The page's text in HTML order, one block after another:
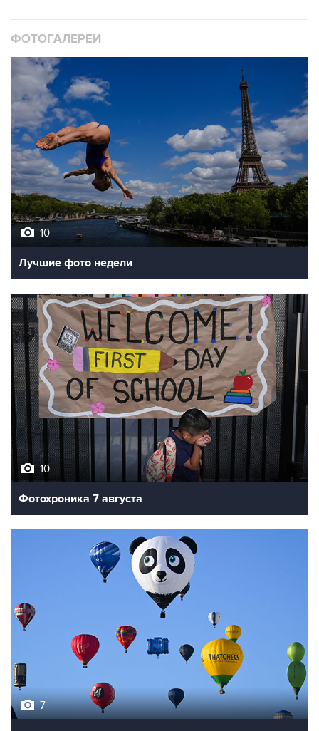
ФОТОГАЛЕРЕИ
10
Лучшие фото недели
10
Фотохроника 7 августа
7